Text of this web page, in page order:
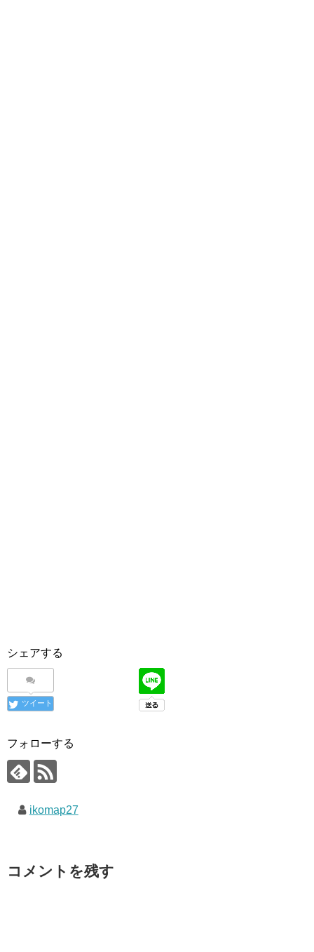
シェアする
ツイート
フォローする
ikomap27
コメントを残す